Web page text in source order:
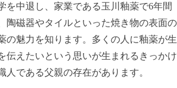
を中退し、家業である玉川釉薬で6年間
陶磁器やタイルといった焼き物の表面の
の魅力を知ります。多くの人に釉薬が生
伝えたいという思いが生まれるきっかけ
人である父親の存在があります。